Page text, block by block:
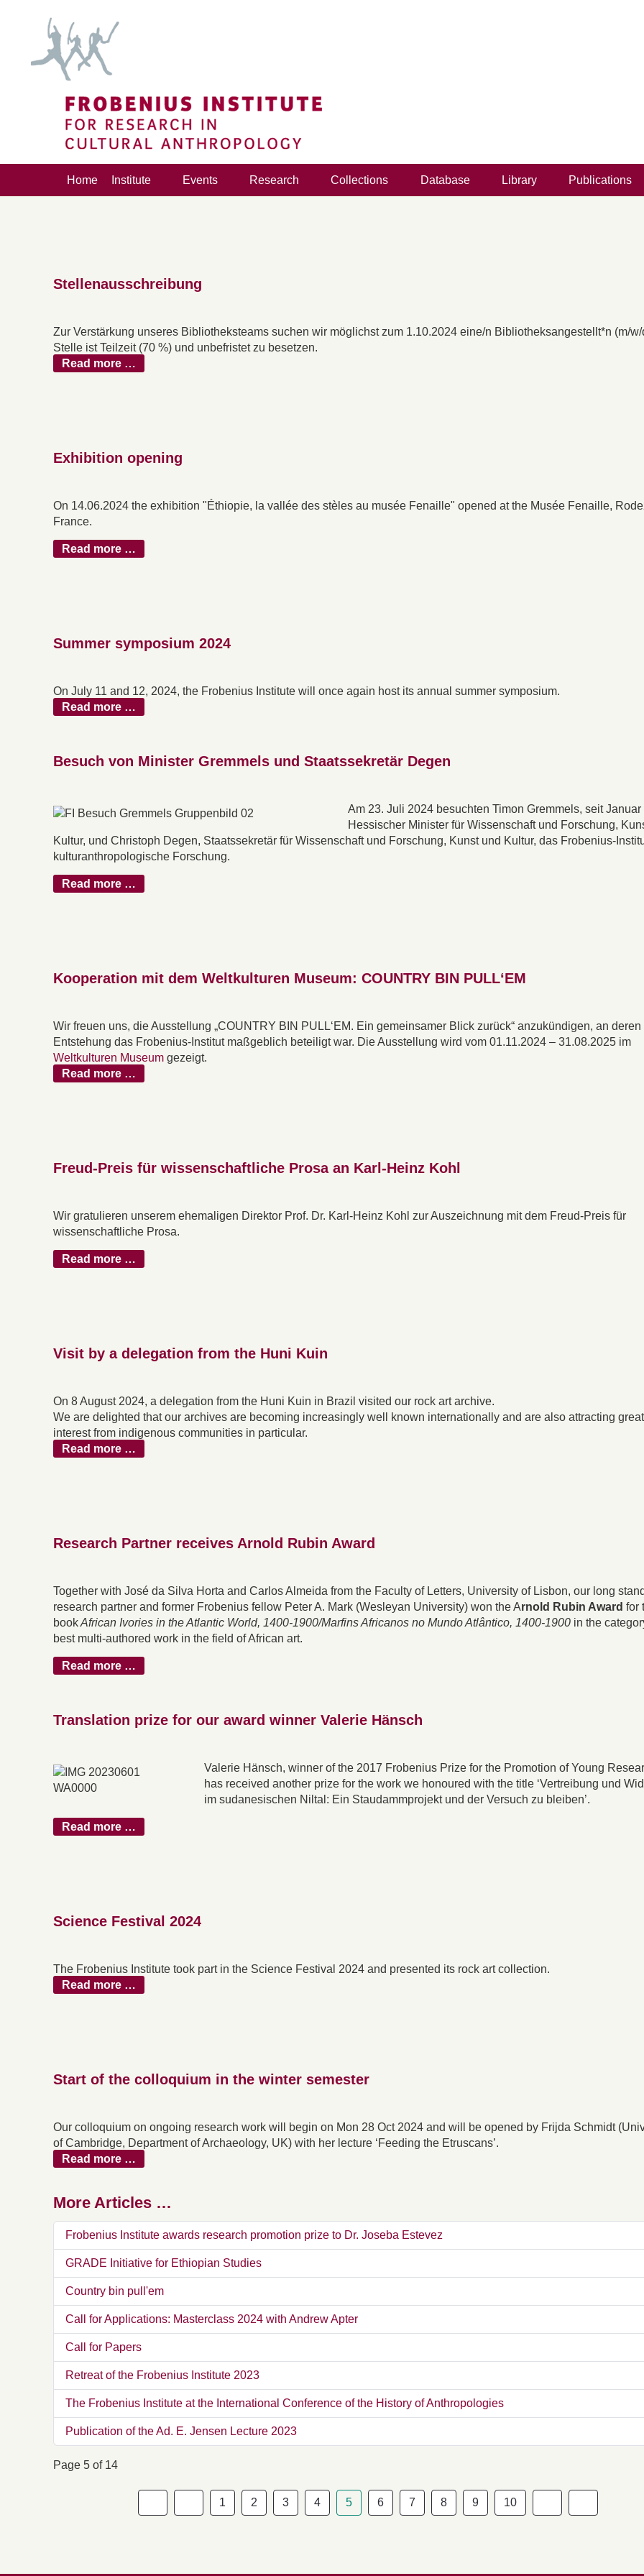
Home Institute Events Research Collections Database Library Publications
Stellenausschreibung
Zur Verstärkung unseres Bibliotheksteams suchen wir möglichst zum 1.10.2024 eine/n Bibliotheksangestellt*n (m/
Stelle ist Teilzeit (70 %) und unbefristet zu besetzen.
Read more …
Exhibition opening
On 14.06.2024 the exhibition "Éthiopie, la vallée des stèles au musée Fenaille" opened at the Musée Fenaille,
France.
Read more …
Summer symposium 2024
On July 11 and 12, 2024, the Frobenius Institute will once again host its annual summer symposium.
Read more …
Besuch von Minister Gremmels und Staatssekretär Degen
Am 23. Juli 2024 besuchten Timon Gremmels, seit Januar
Hessischer Minister für Wissenschaft und Forschung,
Kultur, und Christoph Degen, Staatssekretär für Wissenschaft und Forschung, Kunst und Kultur, das Frobenius-
kulturanthropologische Forschung.
Read more …
Kooperation mit dem Weltkulturen Museum: COUNTRY BIN PULL‘EM
Wir freuen uns, die Ausstellung „COUNTRY BIN PULL‘EM. Ein gemeinsamer Blick zurück“ anzukündigen, an deren
Entstehung das Frobenius-Institut maßgeblich beteiligt war. Die Ausstellung wird vom 01.11.2024 – 31.08.2025 im
Weltkulturen Museum gezeigt.
Read more …
Freud-Preis für wissenschaftliche Prosa an Karl-Heinz Kohl
Wir gratulieren unserem ehemaligen Direktor Prof. Dr. Karl-Heinz Kohl zur Auszeichnung mit dem Freud-Preis für
wissenschaftliche Prosa.
Read more …
Visit by a delegation from the Huni Kuin
On 8 August 2024, a delegation from the Huni Kuin in Brazil visited our rock art archive.
We are delighted that our archives are becoming increasingly well known internationally and are also attracting great
interest from indigenous communities in particular.
Read more …
Research Partner receives Arnold Rubin Award
Together with José da Silva Horta and Carlos Almeida from the Faculty of Letters, University of Lisbon, our long
research partner and former Frobenius fellow Peter A. Mark (Wesleyan University) won the Arnold Rubin Award for
bookAfrican Ivories in the Atlantic World, 1400-1900/Marfins Africanos no Mundo Atlântico, 1400-1900 in the
best multi-authored work in the field of African art.
Read more …
Translation prize for our award winner Valerie Hänsch
Valerie Hänsch, winner of the 2017 Frobenius Prize for the Promotion of Young
has received another prize for the work we honoured with the title ‘Vertreibung und
im sudanesischen Niltal: Ein Staudammprojekt und der Versuch zu bleiben’.
Read more …
Science Festival 2024
The Frobenius Institute took part in the Science Festival 2024 and presented its rock art collection.
Read more …
Start of the colloquium in the winter semester
Our colloquium on ongoing research work will begin on Mon 28 Oct 2024 and will be opened by Frijda Schmidt
of Cambridge, Department of Archaeology, UK) with her lecture ‘Feeding the Etruscans’.
Read more …
More Articles …
Frobenius Institute awards research promotion prize to Dr. Joseba Estevez
GRADE Initiative for Ethiopian Studies
Country bin pull'em
Call for Applications: Masterclass 2024 with Andrew Apter
Call for Papers
Retreat of the Frobenius Institute 2023
The Frobenius Institute at the International Conference of the History of Anthropologies
Publication of the Ad. E. Jensen Lecture 2023
Page 5 of 14
1 2 3 4 5 6 7 8 9 10